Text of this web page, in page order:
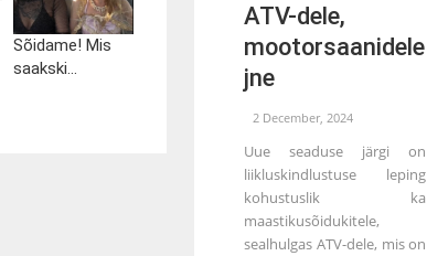
Sõidame! Mis
saakski...
ATV-dele,
mootorsaanidele
jne
2 December, 2024
Uue seaduse järgi on
liikluskindlustuse leping
kohustuslik ka
maastikusõidukitele,
sealhulgas ATV-dele, mis on